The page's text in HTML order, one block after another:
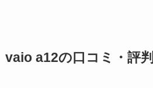
vaio a12の口コミ・評